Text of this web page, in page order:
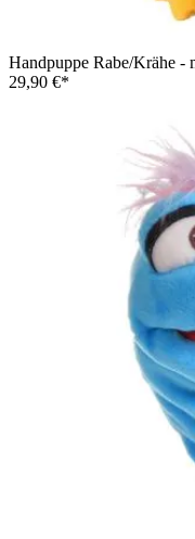
Handpuppe Rabe/Krähe -
29,90 €*